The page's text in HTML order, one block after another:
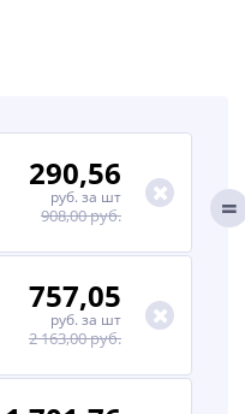
290,56
руб. за шт
908,00 руб.
757,05
руб. за шт
2 163,00 руб.